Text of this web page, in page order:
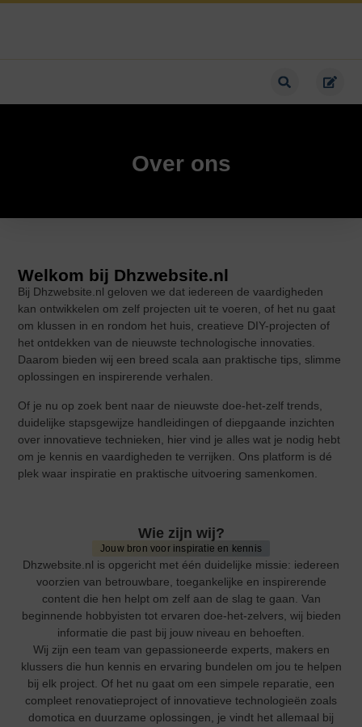
Over ons
Welkom bij Dhzwebsite.nl
Bij Dhzwebsite.nl geloven we dat iedereen de vaardigheden
kan ontwikkelen om zelf projecten uit te voeren, of het nu gaat
om klussen in en rondom het huis, creatieve DIY-projecten of
het ontdekken van de nieuwste technologische innovaties.
Daarom bieden wij een breed scala aan praktische tips, slimme
oplossingen en inspirerende verhalen.
Of je nu op zoek bent naar de nieuwste doe-het-zelf trends,
duidelijke stapsgewijze handleidingen of diepgaande inzichten
over innovatieve technieken, hier vind je alles wat je nodig hebt
om je kennis en vaardigheden te verrijken. Ons platform is dé
plek waar inspiratie en praktische uitvoering samenkomen.
Wie zijn wij?
Jouw bron voor inspiratie en kennis
Dhzwebsite.nl is opgericht met één duidelijke missie: iedereen
voorzien van betrouwbare, toegankelijke en inspirerende
content die hen helpt om zelf aan de slag te gaan. Van
beginnende hobbyisten tot ervaren doe-het-zelvers, wij bieden
informatie die past bij jouw niveau en behoeften.
Wij zijn een team van gepassioneerde experts, makers en
klussers die hun kennis en ervaring bundelen om jou te helpen
bij elk project. Of het nu gaat om een simpele reparatie, een
compleet renovatieproject of innovatieve technologieën zoals
domotica en duurzame oplossingen, je vindt het allemaal bij